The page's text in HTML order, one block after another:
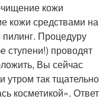
кожи
кожи средствами на
Процедуру
ступени!) проводят
Вы сейчас
утром так тщательно
косметикой». Ответ